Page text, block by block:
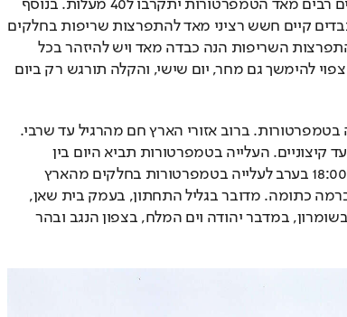
גדולים של הארץ. סכנת התפרצות השריפות הנה כבדה מאד ויש להיזהר בכל
ישררו עומסי חום כבדים עד קיצוניים. העלייה בטמפרטורות תביא היום בין
בבקעת כנרות, בשפלה, בשומרון, במדבר יהודה וים המלח, בצפון הנגב ובהר